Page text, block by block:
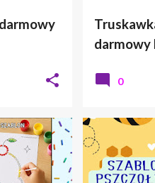
darmowy
0
DZIEŃ